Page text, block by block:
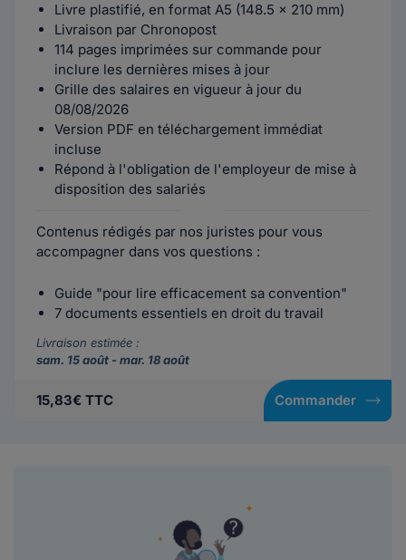
Livre plastifié, en format A5 (148.5 x 210 mm)
Livraison par Chronopost
114 pages imprimées sur commande pour
inclure les dernières mises à jour
Grille des salaires en vigueur à jour du
08/08/2026
Version PDF en téléchargement immédiat
incluse
Répond à l'obligation de l'employeur de mise à
disposition des salariés
Contenus rédigés par nos juristes pour vous
accompagner dans vos questions :
Guide "pour lire efficacement sa convention"
7 documents essentiels en droit du travail
Livraison estimée :
sam. 15 août - mar. 18 août
15,83€ TTC Commander